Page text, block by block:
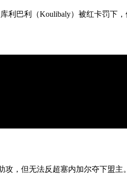
巴利（Koulibaly）被红卡罚下
攻，但无法反超塞内加尔夺下盟主。